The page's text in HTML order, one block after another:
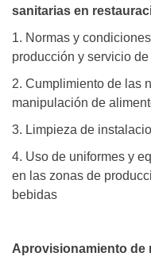
sanitarias en
1. Normas y
producción y servicio
2. Cumplimiento de las
manipulación de
3. Limpieza de
4. Uso de uniformes y
en las zonas de
bebidas
Aprovisionamiento de